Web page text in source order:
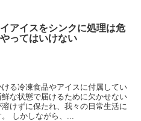
イアイスをシンクに処理は危
ってはいけない
る冷凍食品やアイスに付属してい
な状態で届けるために欠かせない
けずに保たれ、我々の日常生活に
しかしながら、...